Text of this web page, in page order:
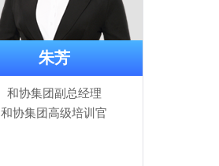
朱芳
和协集团副总经理
和协集团高级培训官